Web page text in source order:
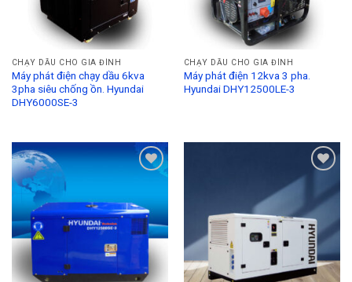
CHẠY DẦU CHO GIA ĐÌNH
Máy phát điện chạy dầu 6kva
3pha siêu chống ồn. Hyundai
DHY6000SE-3
CHẠY DẦU CHO GIA ĐÌNH
Máy phát điện 12kva 3 pha.
Hyundai DHY12500LE-3
Wishlist